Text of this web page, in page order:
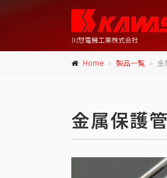
川惣電機工業株式会社
Home 製品一覧 金
金属保護管